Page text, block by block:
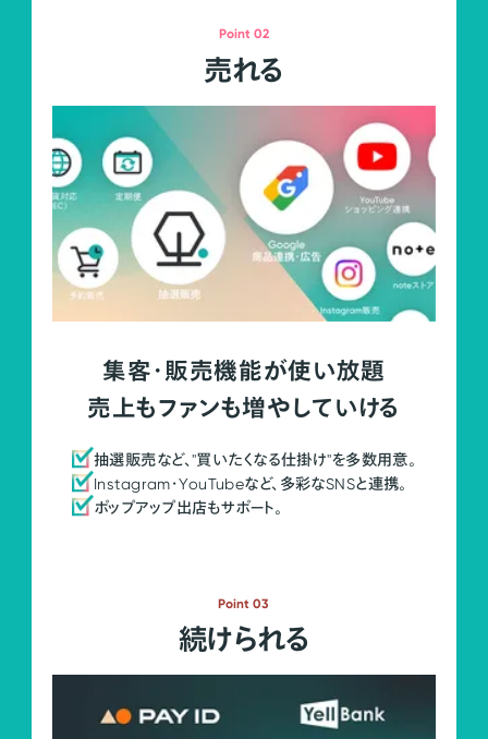
Point 02
売れる
集客・販売機能が使い放題
売上もファンも増やしていける
抽選販売など、"買いたくなる仕掛け"を多数用意。
Instagram・YouTubeなど、多彩なSNSと連携。
ポップアップ出店もサポート。
Point 03
続けられる